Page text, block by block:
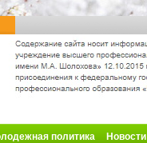
политика Новости